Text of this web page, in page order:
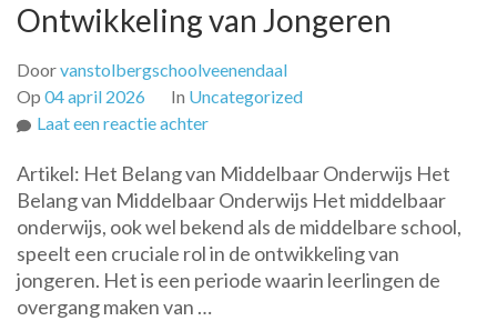
Ontwikkeling van Jongeren
Doorvanstolbergschoolveenendaal
Op 04 april 2026 In Uncategorized
Laat een reactie achterop
Belangrijke
Rol
van
het
Middelbaar
Onderwijs
Artikel: Het Belang van Middelbaar Onderwijs Het
Belang van Middelbaar Onderwijs Het middelbaar
onderwijs, ook wel bekend als de middelbare school,
speelt een cruciale rol in de ontwikkeling van
jongeren. Het is een periode waarin leerlingen de
overgang maken van …